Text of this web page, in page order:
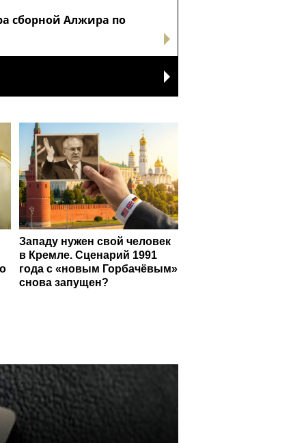
сборной Алжира по
Западу нужен свой человек
в Кремле. Сценарий 1991
года с «новым Горбачёвым»
снова запущен?